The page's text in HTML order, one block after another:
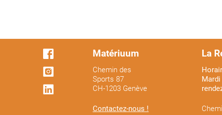
Matériuum
Chemin des
Sports 87
CH-1203 Genève
Contactez-nous !
La